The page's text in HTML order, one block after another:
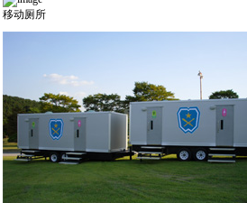
移动厕所